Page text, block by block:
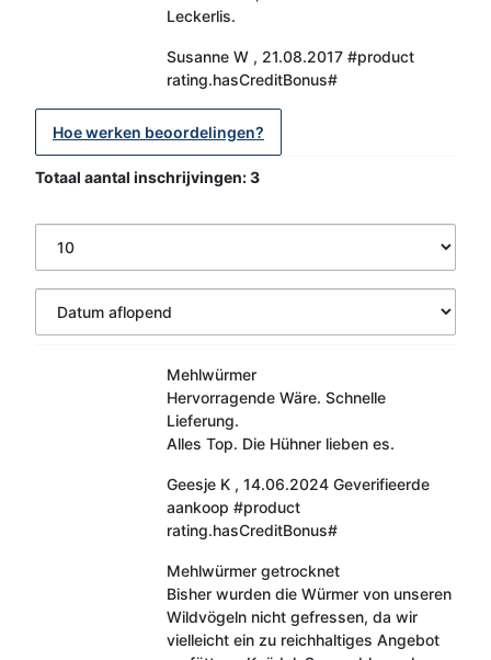
Leckerlis.
Susanne W , 21.08.2017 #product
rating.hasCreditBonus#
Hoe werken beoordelingen?
Totaal aantal inschrijvingen: 3
Mehlwürmer
Hervorragende Wäre. Schnelle
Lieferung.
Alles Top. Die Hühner lieben es.
Geesje K , 14.06.2024 Geverifieerde
aankoop #product
rating.hasCreditBonus#
Mehlwürmer getrocknet
Bisher wurden die Würmer von unseren
Wildvögeln nicht gefressen, da wir
vielleicht ein zu reichhaltiges Angebot